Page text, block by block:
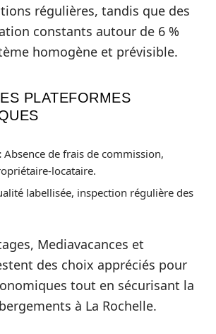
régulières, tandis que des
constants autour de 6 %
homogène et prévisible.
PLATEFORMES
Absence de frais de commission,
locataire.
labellisée, inspection régulière des
Mediavacances et
des choix appréciés pour
tout en sécurisant la
à La Rochelle.